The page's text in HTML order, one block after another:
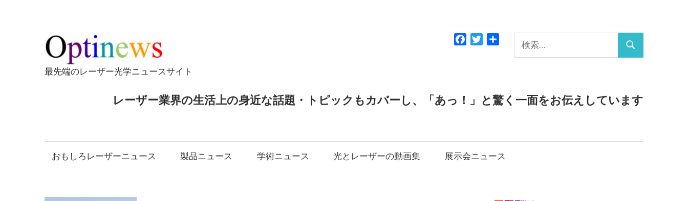
テ
ン
ツ
プ
最先端のレーザー光学ニュースサイト
索:
検
Facebook
Twitter
レーザー業界の生活上の身近な話題・トピックもカバーし、「あっ！」と驚く一面をお伝えしています
おもしろレーザーニュース 製品ニュース 学術ニュース 光とレーザーの動画集 展示会ニュース